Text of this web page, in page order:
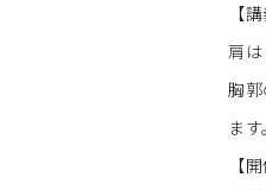
【
肩
胸
ます
【